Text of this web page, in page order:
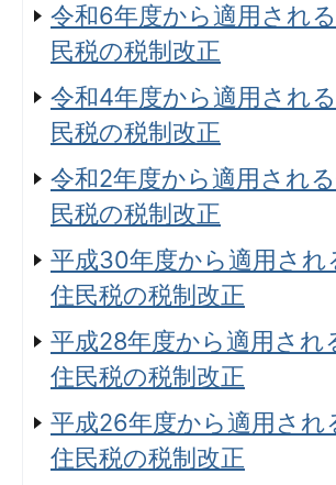
令和6年度から適用され
民税の税制改正
令和4年度から適用され
民税の税制改正
令和2年度から適用され
民税の税制改正
平成30年度から適用され
住民税の税制改正
平成28年度から適用され
住民税の税制改正
平成26年度から適用され
住民税の税制改正